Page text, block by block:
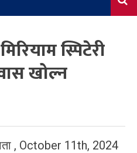
स्पिटेरी
खोल्न
, October 11th, 2024